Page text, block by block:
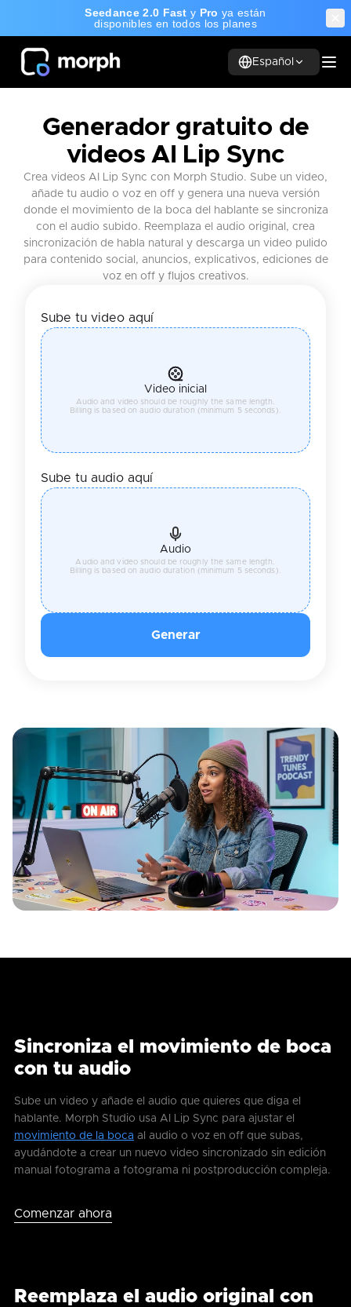
Seedance 2.0 Fast y Pro ya están
disponibles en todos los planes
Español
Generador gratuito de
videos AI Lip Sync
Crea videos AI Lip Sync con Morph Studio. Sube un video,
añade tu audio o voz en off y genera una nueva versión
donde el movimiento de la boca del hablante se sincroniza
con el audio subido. Reemplaza el audio original, crea
sincronización de habla natural y descarga un video pulido
para contenido social, anuncios, explicativos, ediciones de
voz en off y flujos creativos.
Sube tu video aquí
Video inicial
Audio and video should be roughly the same length.
Billing is based on audio duration (minimum 5 seconds).
Sube tu audio aquí
Audio
Audio and video should be roughly the same length.
Billing is based on audio duration (minimum 5 seconds).
Generar
Sincroniza el movimiento de boca
con tu audio
Sube un video y añade el audio que quieres que diga el
hablante. Morph Studio usa AI Lip Sync para ajustar el
movimiento de la boca al audio o voz en off que subas,
ayudándote a crear un nuevo video sincronizado sin edición
manual fotograma a fotograma ni postproducción compleja.
Comenzar ahora
Reemplaza el audio original con